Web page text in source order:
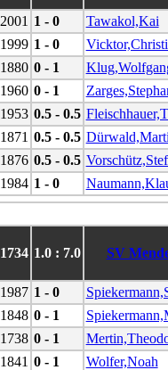
2001 1 - 0 Tawakol,Kai
1999 1 - 0
1880 0 - 1
1960 0 - 1
1953 0.5 - 0.5
1871 0.5 - 0.5
1876 0.5 - 0.5
1984 1 - 0
1734 1.0 : 7.0 SV
1987 1 - 0
1848 0 - 1
1738 0 - 1
1841 0 - 1 Wolfer,Noah